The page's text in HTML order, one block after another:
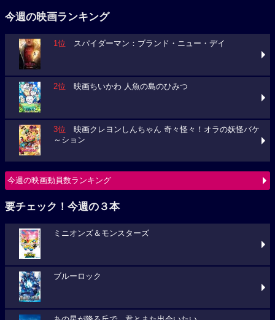
今週の映画ランキング
1位 スパイダーマン：ブランド・ニュー・デイ
2位 映画ちいかわ 人魚の島のひみつ
3位 映画クレヨンしんちゃん 奇々怪々！オラの妖怪バケ
～ション
今週の映画動員数ランキング
要チェック！今週の３本
ミニオンズ＆モンスターズ
ブルーロック